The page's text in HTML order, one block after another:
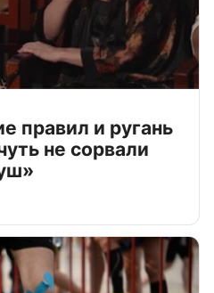
правил и ругань
не сорвали